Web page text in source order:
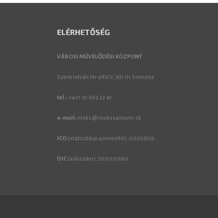
ELÉRHETŐSÉG
VÁROSI MŰVELŐDÉSI KÖZPONT
Szent István tér 489/2, 931 01 Somorja
tel.: +421-31-562 22 41
e-mail: msks @ mskssamorin.sk
ICO (statisztikai azonosító): 00059323
DIC (adószám): 2021151660